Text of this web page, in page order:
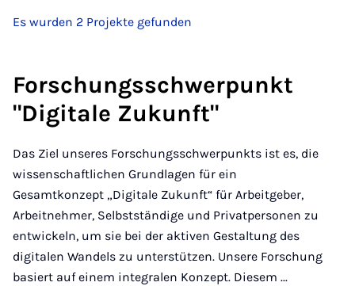
Es wurden 2 Projekte gefunden
Forschungsschwerpunkt
"Digitale Zukunft"
Das Ziel unseres Forschungsschwerpunkts ist es, die
wissenschaftlichen Grundlagen für ein
Gesamtkonzept „Digitale Zukunft“ für Arbeitgeber,
Arbeitnehmer, Selbstständige und Privatpersonen zu
entwickeln, um sie bei der aktiven Gestaltung des
digitalen Wandels zu unterstützen. Unsere Forschung
basiert auf einem integralen Konzept. Diesem ...